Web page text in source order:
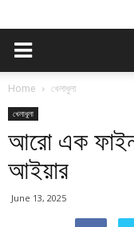
Home খেলাধুলা
খেলাধুলা
আরো এক
আইয়ার
June 13, 2025